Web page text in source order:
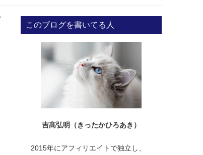
このブログを書いてる人
吉髙弘明（きったかひろあき）
2015年にアフィリエイトで独立し、